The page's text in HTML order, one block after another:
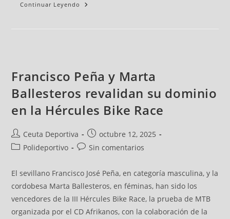
Continuar Leyendo
Francisco Peña y Marta
Ballesteros revalidan su dominio
en la Hércules Bike Race
Ceuta Deportiva
octubre 12, 2025
Polideportivo
Sin comentarios
El sevillano Francisco José Peña, en categoría masculina, y la
cordobesa Marta Ballesteros, en féminas, han sido los
vencedores de la III Hércules Bike Race, la prueba de MTB
organizada por el CD Afrikanos, con la colaboración de la